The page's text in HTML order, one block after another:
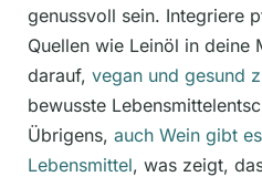
genussvoll sein. Integriere
Quellen wie Leinöl in deine
darauf, vegan und gesund
bewusste
Übrigens, auch Wein gibt
Lebensmittel, was zeigt,